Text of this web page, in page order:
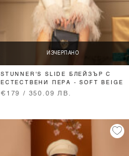
ИЗЧЕРПАНО
STUNNER'S SLIDE БЛЕЙЗЪР С
ЕСТЕСТВЕНИ ПЕРА - SOFT BEIGE
€179 / 350.09 ЛВ.